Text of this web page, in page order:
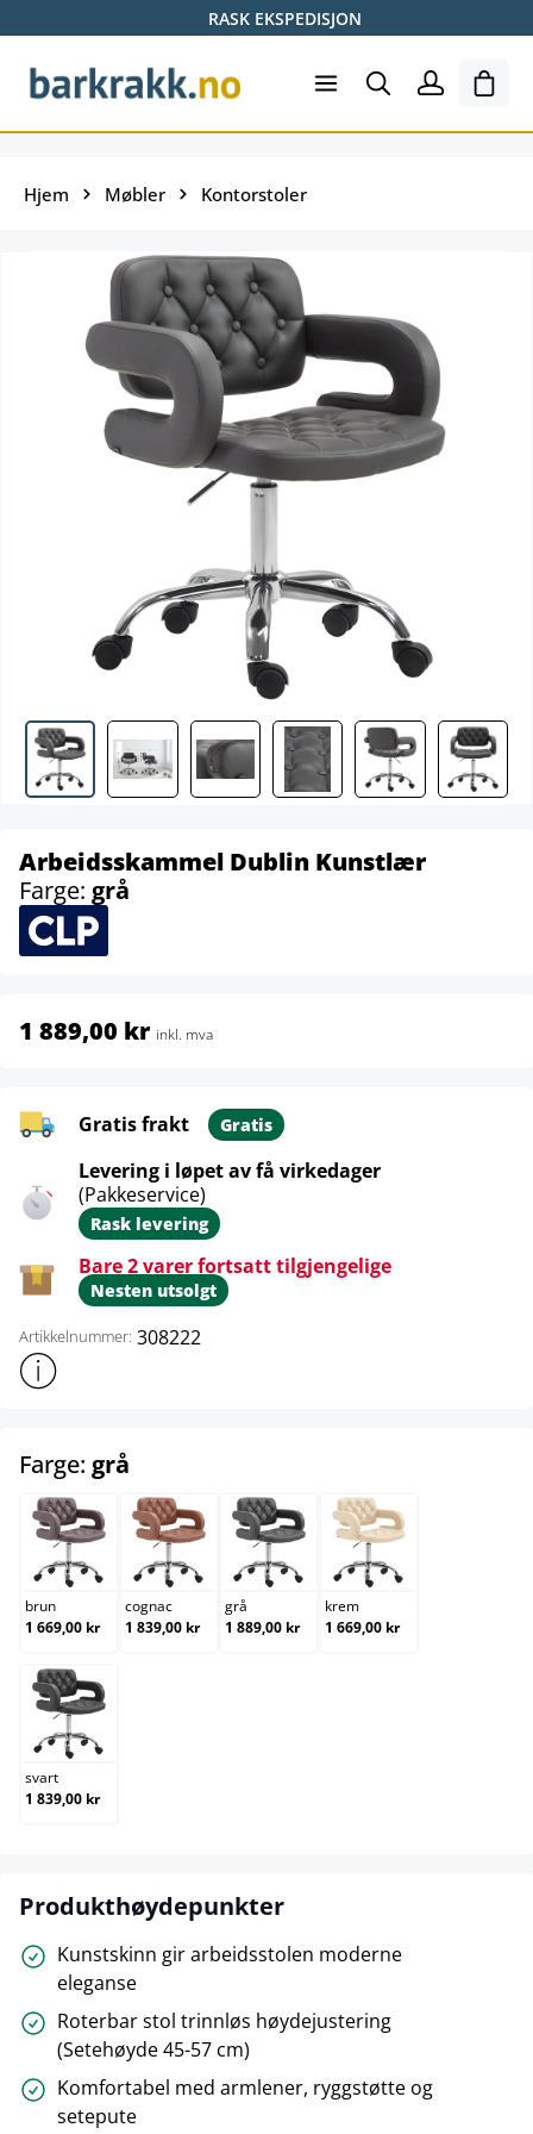
RASK EKSPEDISJON
Hjem Møbler Kontorstoler
Arbeidsskammel Dublin Kunstlær
Farge: grå
1 889,00 kr inkl. mva
Gratis frakt Gratis
Levering i løpet av få virkedager
(Pakkeservice)
Rask levering
Bare 2 varer fortsatt tilgjengelige
Nesten utsolgt
Artikkelnummer: 308222
Vis mer produktinformasjon
Farge: grå
brun
brun
1 669,00 kr
cognac
cognac
1 839,00 kr
grå
grå
1 889,00 kr
krem
krem
1 669,00 kr
svart
svart
1 839,00 kr
Produkthøydepunkter
Kunstskinn gir arbeidsstolen moderne
eleganse
Roterbar stol trinnløs høydejustering
(Setehøyde 45-57 cm)
Komfortabel med armlener, ryggstøtte og
setepute